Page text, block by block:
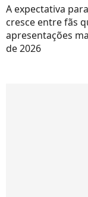
A expectativa
cresce entre fãs
apresentações
de 2026